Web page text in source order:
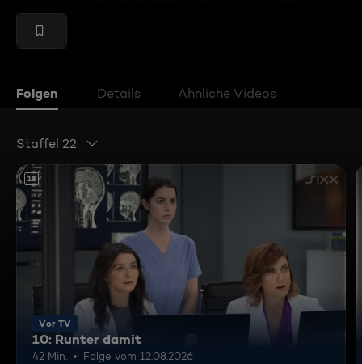
Folgen Details Ähnliche Videos
Staffel 22
12
Vor TV
10: Runter damit
42 Min. Folge vom 12.08.2026